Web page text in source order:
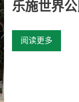
乐施世界
阅读更多